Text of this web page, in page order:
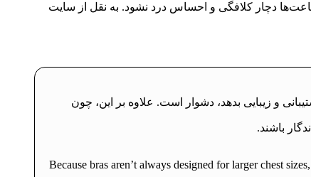
دچار کلافگی و احساس درد نشود. به نقل از سایت
و زیبایی بدهد، دشوار است. علاوه بر این، چون
باشند.
Because bras aren’t always designed for larger chest